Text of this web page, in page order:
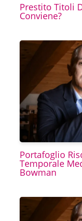
Prestito Titoli
Conviene?
Portafoglio
Temporale
Bowman